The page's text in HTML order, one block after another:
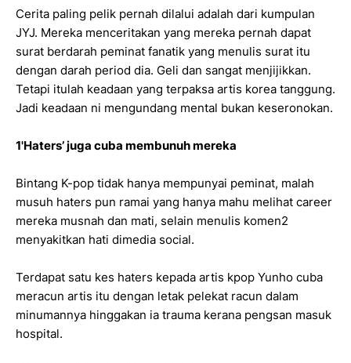
Cerita paling pelik pernah dilalui adalah dari kumpulan
JYJ. Mereka menceritakan yang mereka pernah dapat
surat berdarah peminat fanatik yang menulis surat itu
dengan darah period dia. Geli dan sangat menjijikkan.
Tetapi itulah keadaan yang terpaksa artis korea tanggung.
Jadi keadaan ni mengundang mental bukan keseronokan.
1'Haters’ juga cuba membunuh mereka
Bintang K-pop tidak hanya mempunyai peminat, malah
musuh haters pun ramai yang hanya mahu melihat career
mereka musnah dan mati, selain menulis komen2
menyakitkan hati dimedia social.
Terdapat satu kes haters kepada artis kpop Yunho cuba
meracun artis itu dengan letak pelekat racun dalam
minumannya hinggakan ia trauma kerana pengsan masuk
hospital.